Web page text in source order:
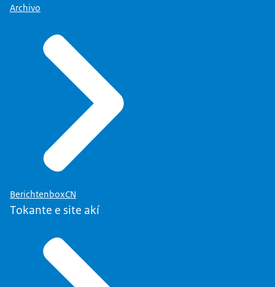
Archivo
BerichtenboxCN
Tokante e site akí